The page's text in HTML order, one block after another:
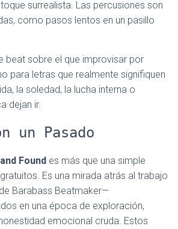
surrealista. Las percusiones son
como pasos lentos en un pasillo
beat sobre el que improvisar por
para letras que realmente signifiquen
la soledad, la lucha interna o
dejan ir.
un Pasado
Found es más que una simple
Es una mirada atrás al trabajo
Barabass Beatmaker—
en una época de exploración,
emocional cruda. Estos